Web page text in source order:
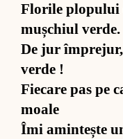
Flo­rile plo­pu­lui
mu­ș­chiul ver­de.
De jur
verde !
Fi­e­care pas pe
moale
Îmi amin­tește